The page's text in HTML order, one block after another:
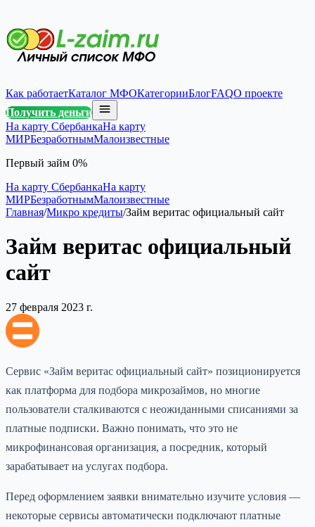
Как работаетКаталог МФОКатегорииБлогFAQО проекте
Получить деньги
На карту СбербанкаНа карту
МИРБезработнымМалоизвестные
Первый займ 0%
На карту СбербанкаНа карту
МИРБезработнымМалоизвестные
Главная/Микро кредиты/Займ веритас официальный сайт
Займ веритас официальный
сайт
27 февраля 2023 г.
Сервис «Займ веритас официальный сайт» позиционируется
как платформа для подбора микрозаймов, но многие
пользователи сталкиваются с неожиданными списаниями за
платные подписки. Важно понимать, что это не
микрофинансовая организация, а посредник, который
зарабатывает на услугах подбора.
Перед оформлением заявки внимательно изучите условия —
некоторые сервисы автоматически подключают платные